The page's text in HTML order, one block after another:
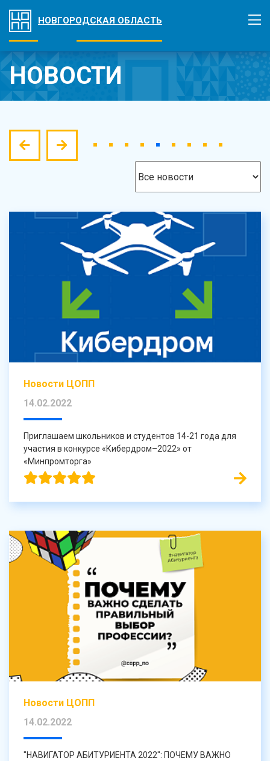
НОВГОРОДСКАЯ ОБЛАСТЬ
НОВОСТИ
Новости ЦОПП
14.02.2022
Приглашаем школьников и студентов 14-21 года для
участия в конкурсе «Кибердром–2022» от
«Минпромторга»
Новости ЦОПП
14.02.2022
"НАВИГАТОР АБИТУРИЕНТА 2022": ПОЧЕМУ ВАЖНО